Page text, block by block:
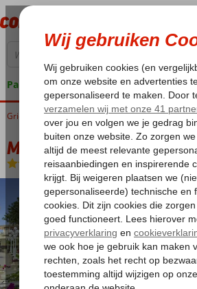
Pakketgarantie
Home
Griekenland Corfu Gouvia Molfetta Beach Hotel
Molfetta Beach Hotel
Logies en ontbijt -Hotel